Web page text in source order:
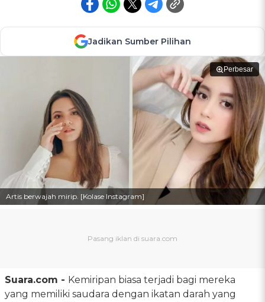
Jadikan Sumber Pilihan
Perbesar
Artis berwajah mirip. [Kolase Instagram]
Suara.com - Kemiripan biasa terjadi bagi mereka
yang memiliki saudara dengan ikatan darah yang